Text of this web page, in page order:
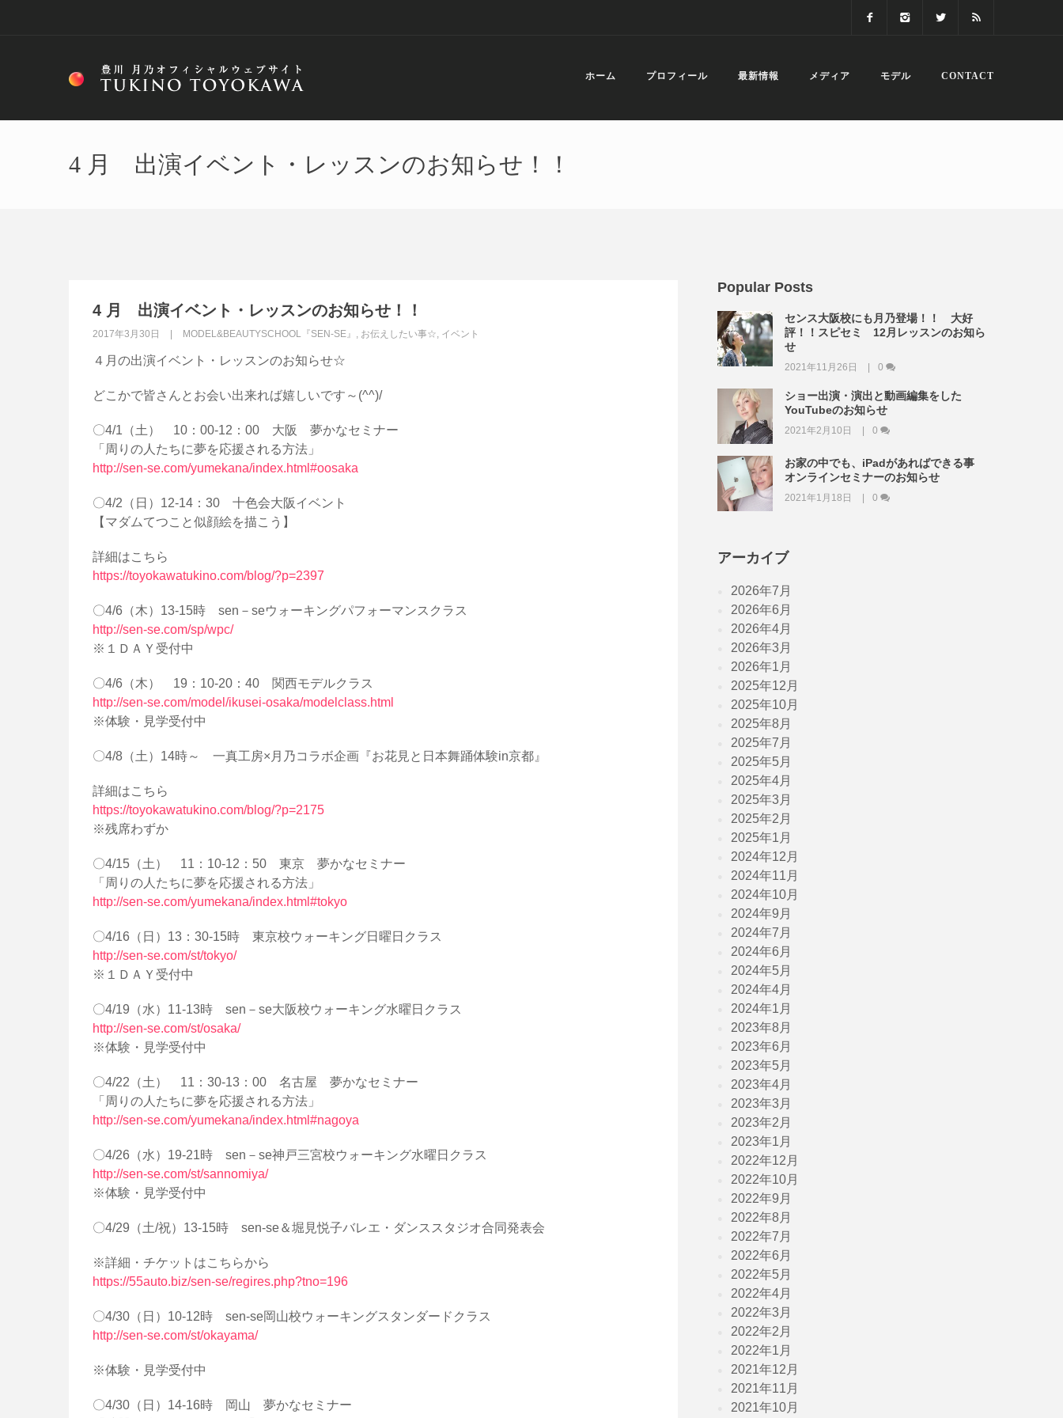
ホーム プロフィール 最新情報 メディア モデル CONTACT
4 月 出演イベント・レッスンのお知らせ！！
4 月 出演イベント・レッスンのお知らせ！！
2017年3月30日 MODEL&BEAUTYSCHOOL『SEN-SE』 , お伝えしたい事☆, イベント
４月の出演イベント・レッスンのお知らせ☆
どこかで皆さんとお会い出来れば嬉しいです～(^^)/
〇4/1（土） 10：00-12：00 大阪 夢かなセミナー
「周りの人たちに夢を応援される方法」
http://sen-se.com/yumekana/index.html#oosaka
〇4/2（日）12-14：30 十色会大阪イベント
【マダムてつこと似顔絵を描こう】
詳細はこちら
https://toyokawatukino.com/blog/?p=2397
〇4/6（木）13-15時 sen－seウォーキングパフォーマンスクラス
http://sen-se.com/sp/wpc/
※１ＤＡＹ受付中
〇4/6（木） 19：10-20：40 関西モデルクラス
http://sen-se.com/model/ikusei-osaka/modelclass.html
※体験・見学受付中
〇4/8（土）14時～ 一真工房×月乃コラボ企画『お花見と日本舞踊体験in京都』
詳細はこちら
https://toyokawatukino.com/blog/?p=2175
※残席わずか
〇4/15（土） 11：10‐12：50 東京 夢かなセミナー
「周りの人たちに夢を応援される方法」
http://sen-se.com/yumekana/index.html#tokyo
〇4/16（日）13：30-15時 東京校ウォーキング日曜日クラス
http://sen-se.com/st/tokyo/
※１ＤＡＹ受付中
〇4/19（水）11-13時 sen－se大阪校ウォーキング水曜日クラス
http://sen-se.com/st/osaka/
※体験・見学受付中
〇4/22（土） 11：30-13：00 名古屋 夢かなセミナー
「周りの人たちに夢を応援される方法」
http://sen-se.com/yumekana/index.html#nagoya
〇4/26（水）19-21時 sen－se神戸三宮校ウォーキング水曜日クラス
http://sen-se.com/st/sannomiya/
※体験・見学受付中
〇4/29（土/祝）13-15時 sen-se＆堀見悦子バレエ・ダンススタジオ合同発表会
※詳細・チケットはこちらから
https://55auto.biz/sen-se/regires.php?tno=196
〇4/30（日）10-12時 sen-se岡山校ウォーキングスタンダードクラス
http://sen-se.com/st/okayama/
※体験・見学受付中
〇4/30（日）14-16時 岡山 夢かなセミナー
Popular Posts
センス大阪校にも月乃登場！！ 大好
評！！スピセミ 12月レッスンのお知ら
せ
2021年11月26日 0
ショー出演・演出と動画編集をした
YouTubeのお知らせ
2021年2月10日 0
お家の中でも、iPadがあればできる事
オンラインセミナーのお知らせ
2021年1月18日 0
アーカイブ
2026年7月
2026年6月
2026年4月
2026年3月
2026年1月
2025年12月
2025年10月
2025年8月
2025年7月
2025年5月
2025年4月
2025年3月
2025年2月
2025年1月
2024年12月
2024年11月
2024年10月
2024年9月
2024年7月
2024年6月
2024年5月
2024年4月
2024年1月
2023年8月
2023年6月
2023年5月
2023年4月
2023年3月
2023年2月
2023年1月
2022年12月
2022年10月
2022年9月
2022年8月
2022年7月
2022年6月
2022年5月
2022年4月
2022年3月
2022年2月
2022年1月
2021年12月
2021年11月
2021年10月